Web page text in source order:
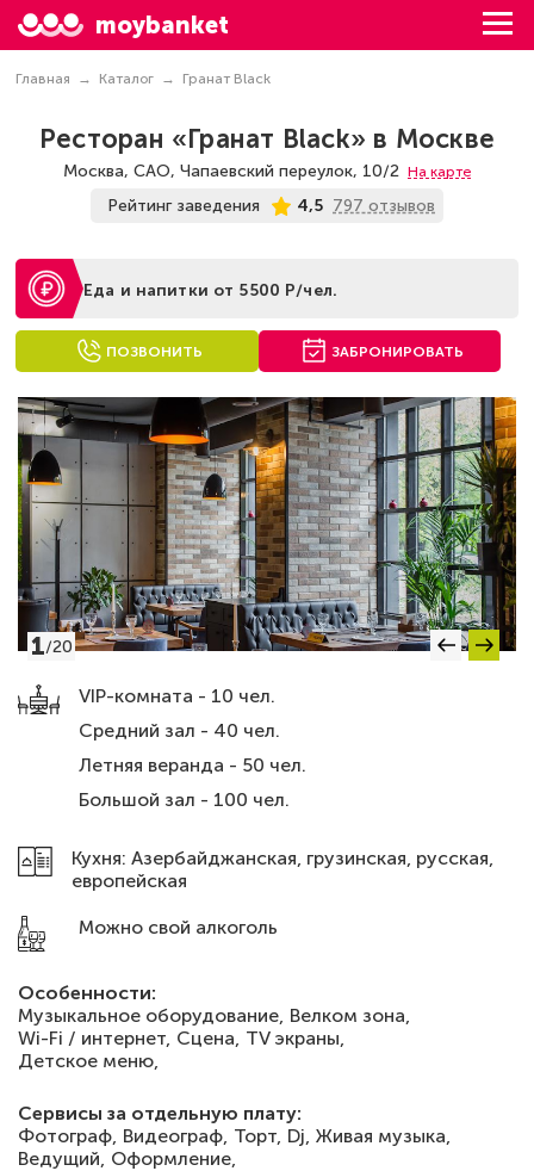
moybanket
Главная Каталог Гранат Black
Ресторан «Гранат Black» в Москве
Москва, САО, Чапаевский переулок, 10/2 На карте
Рейтинг заведения 4,5 797 отзывов
Еда и напитки от 5500 Р/чел.
ПОЗВОНИТЬ ЗАБРОНИРОВАТЬ
VIP-комната - 10 чел.
Средний зал - 40 чел.
Летняя веранда - 50 чел.
Большой зал - 100 чел.
Кухня: Азербайджанская, грузинская, русская,
европейская
Можно свой алкоголь
Особенности:
Музыкальное оборудование, Велком зона,
Wi-Fi / интернет, Сцена, TV экраны,
Детское меню,
Сервисы за отдельную плату:
Фотограф, Видеограф, Торт, Dj, Живая музыка,
Ведущий, Оформление,
1/20